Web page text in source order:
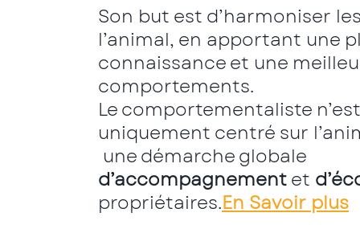
Son but est d’harmoniser
l’animal, en apportant une
connaissance et une
comportements.
Le comportementaliste
uniquement centré sur
une démarche globale
d’accompagnementet
propriétaires.En Savoir plus